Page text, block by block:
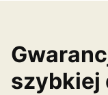
szybkiej